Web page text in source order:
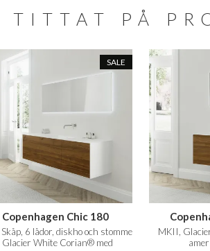
TITTAT PÅ
SALE
Copenhagen Chic 180
6 lådor, diskho och stomme
Glacier White Corian® med
MKII,